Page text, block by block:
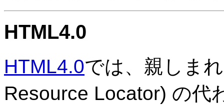
HTML4.0
HTML4.0では、親しま
Resource Locator) の代